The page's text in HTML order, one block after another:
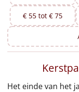
€45 tot €50
€50 tot €55
€75 tot €100
€ 55 tot € 75
Het einde van het